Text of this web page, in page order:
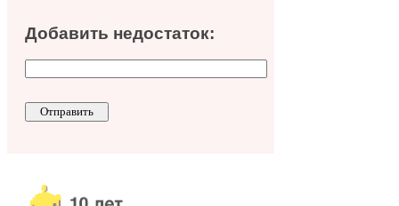
Добавить недостаток: